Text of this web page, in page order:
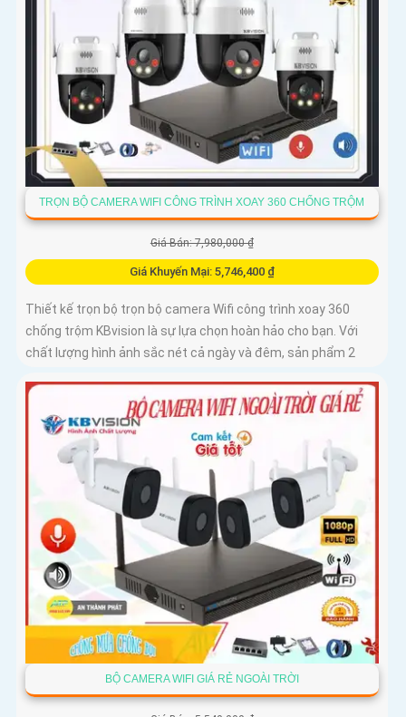
TRỌN BỘ CAMERA WIFI CÔNG TRÌNH XOAY 360 CHỐNG TRỘM
Giá Bán: 7,980,000 ₫
Giá Khuyến Mại: 5,746,400 ₫
Thiết kế trọn bộ trọn bộ camera Wifi công trình xoay 360
chống trộm KBvision là sự lựa chọn hoàn hảo cho bạn. Với
chất lượng hình ảnh sắc nét cả ngày và đêm, sản phẩm 2
BỘ CAMERA WIFI GIÁ RẺ NGOÀI TRỜI